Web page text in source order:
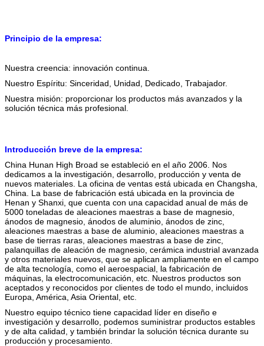
Principio de la empresa:
Nuestra creencia: innovación continua.
Nuestro Espíritu: Sinceridad, Unidad, Dedicado, Trabajador.
Nuestra misión: proporcionar los productos más avanzados y la
solución técnica más profesional.
Introducción breve de la empresa:
China Hunan High Broad se estableció en el año 2006. Nos
dedicamos a la investigación, desarrollo, producción y venta de
nuevos materiales. La oficina de ventas está ubicada en Changsha,
China. La base de fabricación está ubicada en la provincia de
Henan y Shanxi, que cuenta con una capacidad anual de más de
5000 toneladas de aleaciones maestras a base de magnesio,
ánodos de magnesio, ánodos de aluminio, ánodos de zinc,
aleaciones maestras a base de aluminio, aleaciones maestras a
base de tierras raras, aleaciones maestras a base de zinc,
palanquillas de aleación de magnesio, cerámica industrial avanzada
y otros materiales nuevos, que se aplican ampliamente en el campo
de alta tecnología, como el aeroespacial, la fabricación de
máquinas, la electrocomunicación, etc. Nuestros productos son
aceptados y reconocidos por clientes de todo el mundo, incluidos
Europa, América, Asia Oriental, etc.
Nuestro equipo técnico tiene capacidad líder en diseño e
investigación y desarrollo, podemos suministrar productos estables
y de alta calidad, y también brindar la solución técnica durante su
producción y procesamiento.